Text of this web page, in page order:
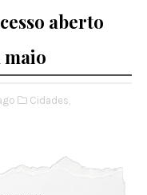
aberto
maio
Cidades,